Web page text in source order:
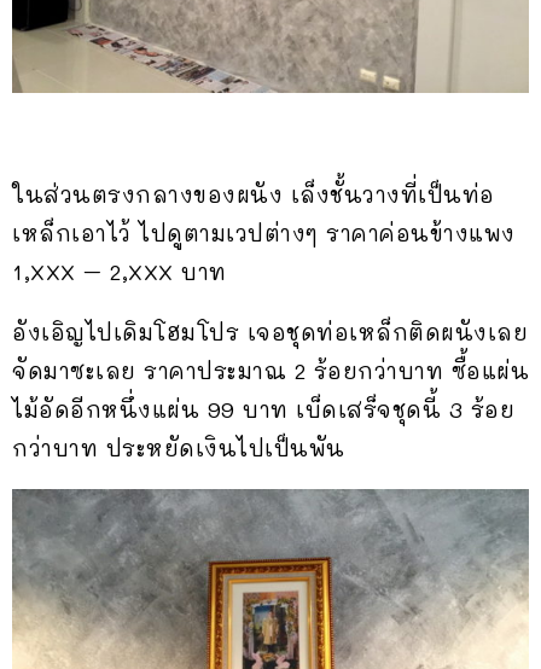
ในส่วนตรงกลางของผนัง เล็งชั้นวางที่เป็นท่อ
เหล็กเอาไว้ ไปดูตามเวปต่างๆ ราคาค่อนข้างแพง
1,XXX – 2,XXX บาท
อังเอิญไปเดิมโฮมโปร เจอชุดท่อเหล็กติดผนังเลย
จัดมาซะเลย ราคาประมาณ 2 ร้อยกว่าบาท ซื้อแผ่น
ไม้อัดอีกหนึ่งแผ่น 99 บาท เบ็ดเสร็จชุดนี้ 3 ร้อย
กว่าบาท ประหยัดเงินไปเป็นพัน